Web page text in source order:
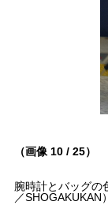
（画像 10 / 25）
腕時計とバッグの
／SHOGAKUKAN）